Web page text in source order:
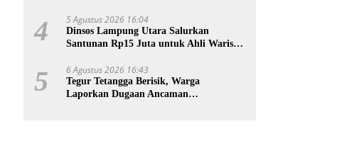
4 5 Agustus 2026 16:04
Dinsos Lampung Utara Salurkan
Santunan Rp15 Juta untuk Ahli Waris
5 6 Agustus 2026 16:43
Tegur Tetangga Berisik, Warga
Laporkan Dugaan Ancaman